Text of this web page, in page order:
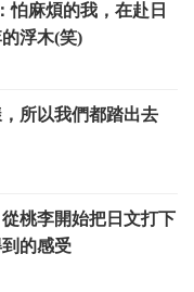
怕麻煩的我，在赴日
浮木(笑)
所以我們都踏出去
桃李開始把日文打下
的感受